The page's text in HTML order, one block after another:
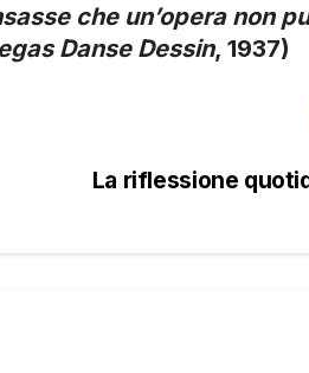
che un’opera non
Danse Dessin, 1937)
La riflessione